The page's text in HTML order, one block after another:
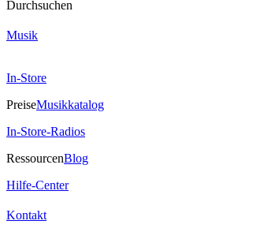
Durchsuchen
Musik
In-Store
PreiseMusikkatalog
In-Store-Radios
RessourcenBlog
Hilfe-Center
Kontakt